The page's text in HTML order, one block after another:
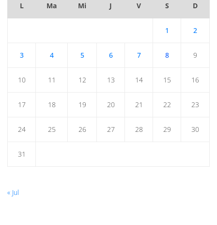
L Ma Mi J V S D
1 2
3 4 5 6 7 8 9
10 11 12 13 14 15 16
17 18 19 20 21 22 23
24 25 26 27 28 29 30
31
« Jul